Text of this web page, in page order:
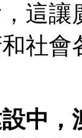
這
社
中